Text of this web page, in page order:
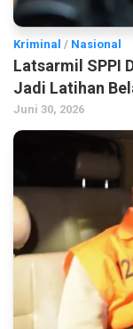
Kriminal / Nasional
Latsarmil SPPI
Jadi Latihan
Juni 30, 2026